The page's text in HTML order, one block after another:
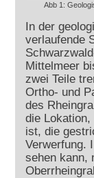
Abb 1:
In der
verlaufende
Mittelmeer
zwei Teile
Ortho- und
des
die Lokation,
ist, die
Verwerfung.
sehen kann,